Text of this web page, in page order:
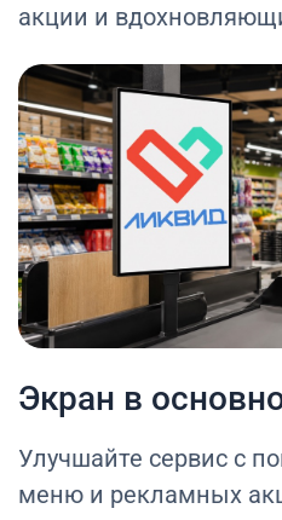
акции и
Экран в
Улучшайте сервис с
меню и рекламных